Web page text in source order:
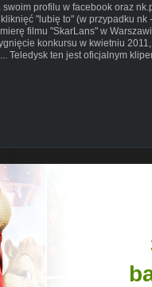
profilu w facebook oraz
"lubię to" (w przypadku nk
filmu "SkarLans" w
konkursu w kwietniu
... Teledysk ten jest oficjalnym
Przytulska, Bartek Padyasek
Bilski & Michał Czajka ;